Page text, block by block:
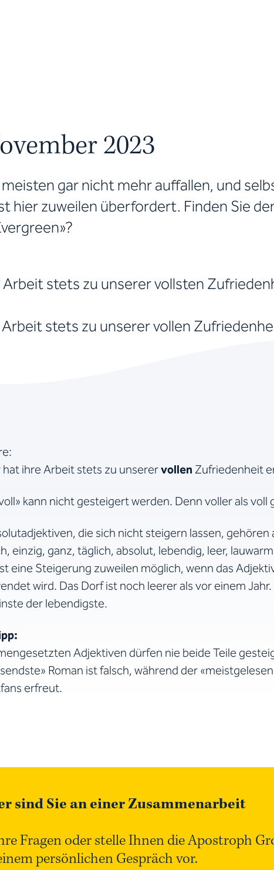
2023
meisten gar nicht mehr auffallen, und
hier zuweilen überfordert. Finden Sie
Arbeit stets zu unserer vollsten
Arbeit stets zu unserer vollen
hat ihre Arbeit stets zu unserervollen Zufriedenheit
kann nicht gesteigert werden. Denn voller als voll
die sich nicht steigern lassen, gehören
einzig, ganz, täglich, absolut, lebendig, leer,
eine Steigerung zuweilen möglich, wenn das
wird. Das Dorf ist noch leerer als vor einem
der lebendigste.
Adjektiven dürfen nie beide Teile
Roman ist falsch, während der
erfreut.
sind Sie an einer Zusammenarbeit
Fragen oder stelle Ihnen die Apostroph
persönlichen Gespräch vor.